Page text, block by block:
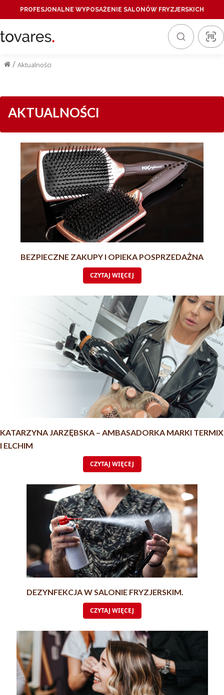
PROFESJONALNE WYPOSAŻENIE SALONÓW FRYZJERSKICH
Aktualności
/
AKTUALNOŚCI
BEZPIECZNE ZAKUPY I OPIEKA POSPRZEDAŻNA
CZYTAJ WIĘCEJ
KATARZYNA JARZĘBSKA – AMBASADORKA MARKI TERMIX
I ELCHIM
CZYTAJ WIĘCEJ
DEZYNFEKCJA W SALONIE FRYZJERSKIM.
CZYTAJ WIĘCEJ